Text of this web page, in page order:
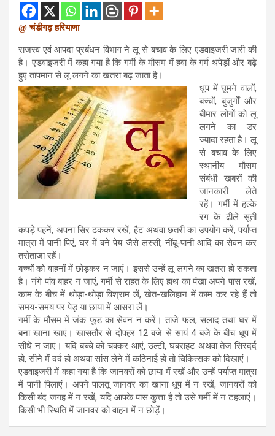
@ चंडीगढ़ हरियाणा
राजस्व एवं आपदा प्रबंधन विभाग ने लू से बचाव के लिए एडवाइजरी जारी की
है। एडवाइजरी में कहा गया है कि गर्मी के मौसम में हवा के गर्म थपेड़ों और बढ़े
हुए तापमान से लू लगने का खतरा बढ़ जाता है।
धूप में घूमने वालों,
बच्चों, बुजुर्गों और
बीमार लोगों को लू
लगने का डर
ज्यादा रहता है। लू
से बचाव के लिए
स्थानीय मौसम
संबंधी खबरों की
जानकारी लेते
रहें। गर्मी में हल्के
रंग के ढीले सूती
कपड़े पहनें, अपना सिर ढककर रखें, हैट अथवा छतरी का उपयोग करें, पर्याप्त
मात्रा में पानी पिएं, घर में बने पेय जैसे लस्सी, नींबू-पानी आदि का सेवन कर
तरोताजा रहें।
बच्चों को वाहनों में छोड़कर न जाएं। इससे उन्हें लू लगने का खतरा हो सकता
है। नंगे पांव बाहर न जाएं, गर्मी से राहत के लिए हाथ का पंखा अपने पास रखें,
काम के बीच में थोड़ा-थोड़ा विश्राम लें, खेत-खलिहान में काम कर रहे हैं तो
समय-समय पर पेड़ या छाया में आसरा लें।
गर्मी के मौसम में जंक फूड का सेवन न करें। ताजे फल, सलाद तथा घर में
बना खाना खाएं। खासतौर से दोपहर 12 बजे से सायं 4 बजे के बीच धूप में
सीधे न जाएं। यदि बच्चे को चक्कर आएं, उल्टी, घबराहट अथवा तेज सिरदर्द
हो, सीने में दर्द हो अथवा सांस लेने में कठिनाई हो तो चिकित्सक को दिखाएं।
एडवाइजरी में कहा गया है कि जानवरों को छाया में रखें और उन्हें पर्याप्त मात्रा
में पानी पिलाएं। अपने पालतू जानवर का खाना धूप में न रखें, जानवरों को
किसी बंद जगह में न रखें, यदि आपके पास कुत्ता है तो उसे गर्मी में न टहलाएं।
किसी भी स्थिति में जानवर को वाहन में न छोड़ें।